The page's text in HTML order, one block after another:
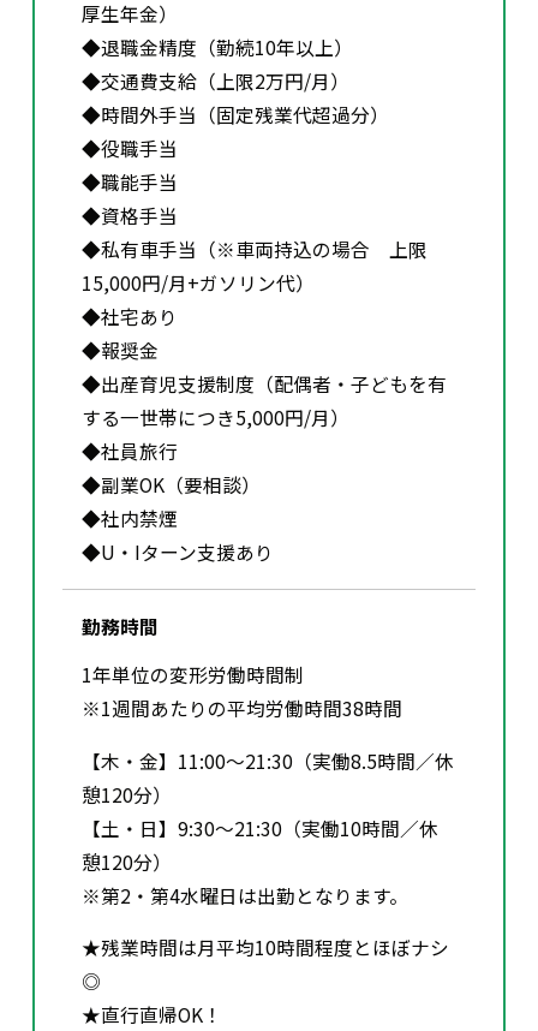
厚生年金）
◆退職金精度（勤続10年以上）
◆交通費支給（上限2万円/月）
◆時間外手当（固定残業代超過分）
◆役職手当
◆職能手当
◆資格手当
◆私有車手当（※車両持込の場合 上限
15,000円/月+ガソリン代）
◆社宅あり
◆報奨金
◆出産育児支援制度（配偶者・子どもを有
する一世帯につき5,000円/月）
◆社員旅行
◆副業OK（要相談）
◆社内禁煙
◆U・Iターン支援あり
勤務時間
1年単位の変形労働時間制
※1週間あたりの平均労働時間38時間
【木・金】11:00～21:30（実働8.5時間／休
憩120分）
【土・日】9:30～21:30（実働10時間／休
憩120分）
※第2・第4水曜日は出勤となります。
★残業時間は月平均10時間程度とほぼナシ
◎
★直行直帰OK！